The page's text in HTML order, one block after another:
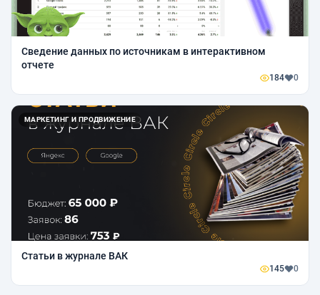
Сведение данных по источникам в интерактивном
отчете
184 0
МАРКЕТИНГ И ПРОДВИЖЕНИЕ
Статьи в журнале ВАК
145 0